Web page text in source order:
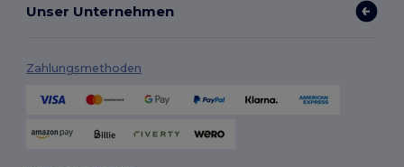
Unser Unternehmen
Zahlungsmethoden